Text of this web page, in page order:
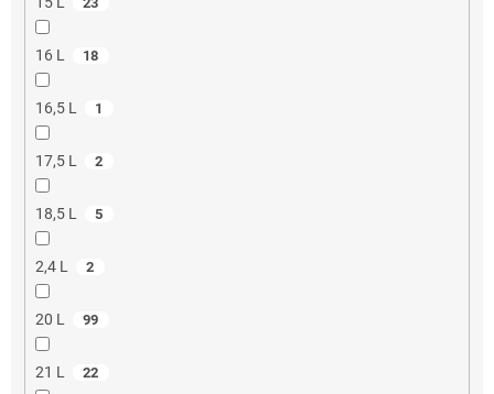
16 L 18
16,5 L 1
17,5 L 2
18,5 L 5
2,4 L 2
20 L 99
21 L 22